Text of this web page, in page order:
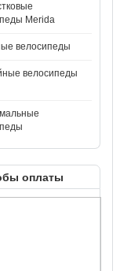
Merida
велосипеды
велосипеды
оплаты